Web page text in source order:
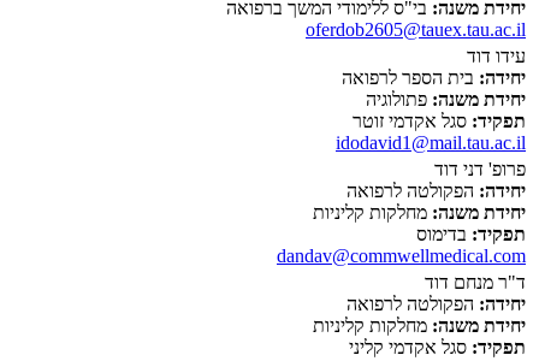
יחידת משנה: בי"ס ללימודי המשך ברפואה
oferdob2605@tauex.tau.ac.il
עידו דוד
יחידה: בית הספר לרפואה
יחידת משנה: פתולוגיה
תפקיד: סגל אקדמי זוטר
idodavid1@mail.tau.ac.il
פרופ' דני דוד
יחידה: הפקולטה לרפואה
יחידת משנה: מחלקות קליניות
תפקיד: בדימוס
dandav@commwellmedical.com
ד"ר מנחם דוד
יחידה: הפקולטה לרפואה
יחידת משנה: מחלקות קליניות
תפקיד: סגל אקדמי קליני